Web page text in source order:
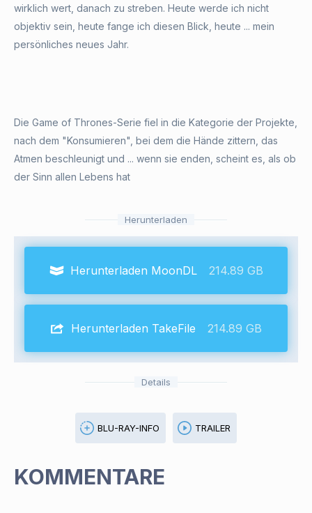
wirklich wert, danach zu streben. Heute werde ich nicht
objektiv sein, heute fange ich diesen Blick, heute ... mein
persönliches neues Jahr.
Die Game of Thrones-Serie fiel in die Kategorie der Projekte,
nach dem "Konsumieren", bei dem die Hände zittern, das
Atmen beschleunigt und ... wenn sie enden, scheint es, als ob
der Sinn allen Lebens hat
Herunterladen
Herunterladen MoonDL 214.89 GB
Herunterladen TakeFile 214.89 GB
Details
BLU-RAY-INFO TRAILER
KOMMENTARE